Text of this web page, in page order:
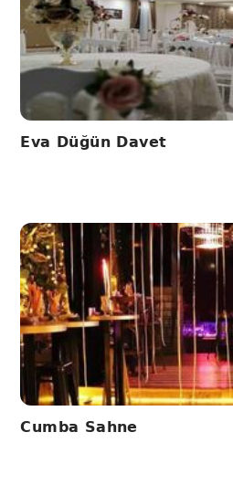
Eva Düğün Davet
Cumba Sahne